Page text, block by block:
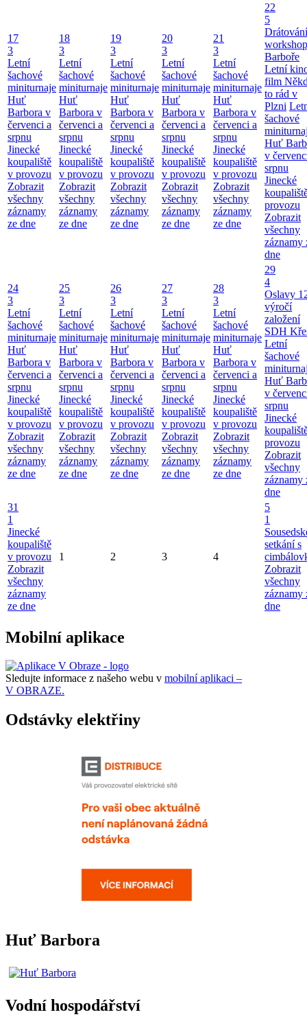
17
3
Letní
šachové
miniturnaje
Huť
Barbora v
červenci a
srpnu
Jinecké
koupaliště
v provozu
Zobrazit
všechny
záznamy
ze dne
18
3
Letní
šachové
miniturnaje
Huť
Barbora v
červenci a
srpnu
Jinecké
koupaliště
v provozu
Zobrazit
všechny
záznamy
ze dne
19
3
Letní
šachové
miniturnaje
Huť
Barbora v
červenci a
srpnu
Jinecké
koupaliště
v provozu
Zobrazit
všechny
záznamy
ze dne
20
3
Letní
šachové
miniturnaje
Huť
Barbora v
červenci a
srpnu
Jinecké
koupaliště
v provozu
Zobrazit
všechny
záznamy
ze dne
21
3
Letní
šachové
miniturnaje
Huť
Barbora v
červenci a
srpnu
Jinecké
koupaliště
v provozu
Zobrazit
všechny
záznamy
ze dne
22
5
Barboře
Letní
film
to rád v
Plzni
šachové
Huť
v
srpnu
Jinecké
provozu
Zobrazit
všechny
záznamy
dne
24
3
Letní
šachové
miniturnaje
Huť
Barbora v
červenci a
srpnu
Jinecké
koupaliště
v provozu
Zobrazit
všechny
záznamy
ze dne
25
3
Letní
šachové
miniturnaje
Huť
Barbora v
červenci a
srpnu
Jinecké
koupaliště
v provozu
Zobrazit
všechny
záznamy
ze dne
26
3
Letní
šachové
miniturnaje
Huť
Barbora v
červenci a
srpnu
Jinecké
koupaliště
v provozu
Zobrazit
všechny
záznamy
ze dne
27
3
Letní
šachové
miniturnaje
Huť
Barbora v
červenci a
srpnu
Jinecké
koupaliště
v provozu
Zobrazit
všechny
záznamy
ze dne
28
3
Letní
šachové
miniturnaje
Huť
Barbora v
červenci a
srpnu
Jinecké
koupaliště
v provozu
Zobrazit
všechny
záznamy
ze dne
29
4
Oslavy
výročí
založení
SDH
Letní
šachové
Huť
v
srpnu
Jinecké
provozu
Zobrazit
všechny
záznamy
dne
31
1
Jinecké
koupaliště
v provozu
Zobrazit
všechny
záznamy
ze dne
1 2 3 4
5
1
setkání s
Zobrazit
všechny
záznamy
dne
Mobilní aplikace
Sledujte informace z našeho webu v mobilní aplikaci –
V OBRAZE.
Odstávky elektřiny
Huť Barbora
Vodní hospodářství